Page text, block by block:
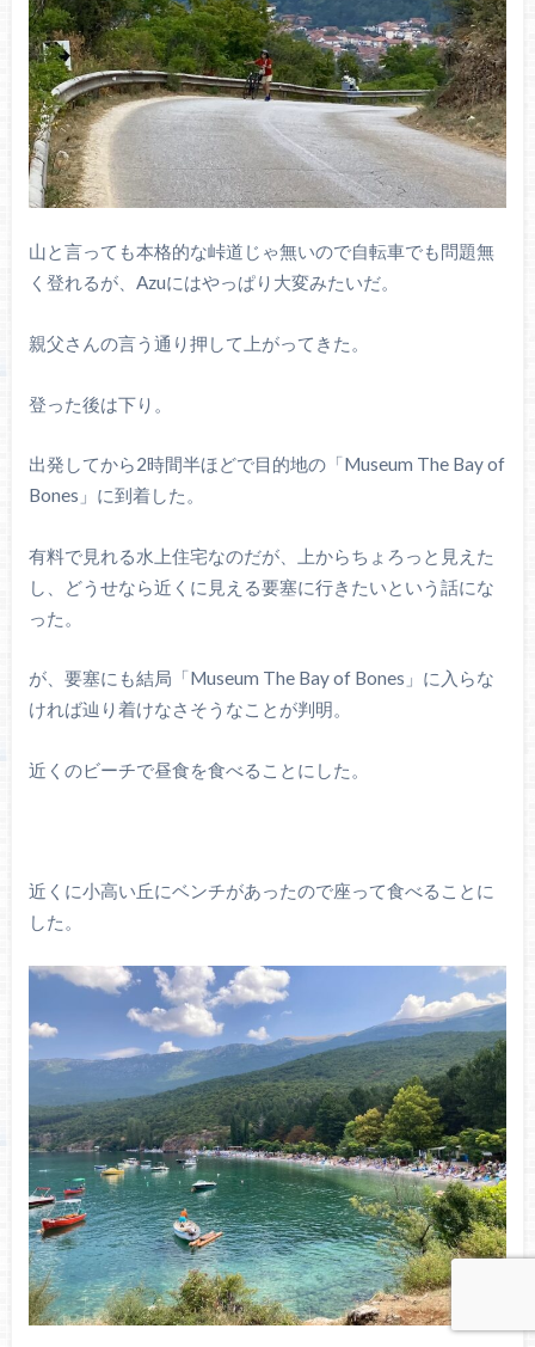
山と言っても本格的な峠道じゃ無いので自転車でも問題無
く登れるが、Azuにはやっぱり大変みたいだ。
親父さんの言う通り押して上がってきた。
登った後は下り。
出発してから2時間半ほどで目的地の「Museum The Bay of
Bones」に到着した。
有料で見れる水上住宅なのだが、上からちょろっと見えた
し、どうせなら近くに見える要塞に行きたいという話にな
った。
が、要塞にも結局「Museum The Bay of Bones」に入らな
ければ辿り着けなさそうなことが判明。
近くのビーチで昼食を食べることにした。
近くに小高い丘にベンチがあったので座って食べることに
した。